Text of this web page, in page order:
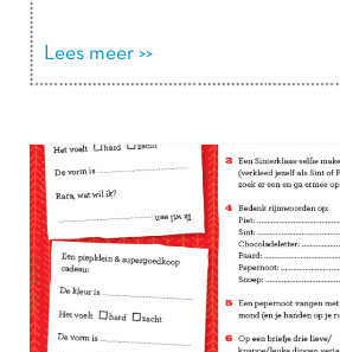
beginnen!
Lees meer >>